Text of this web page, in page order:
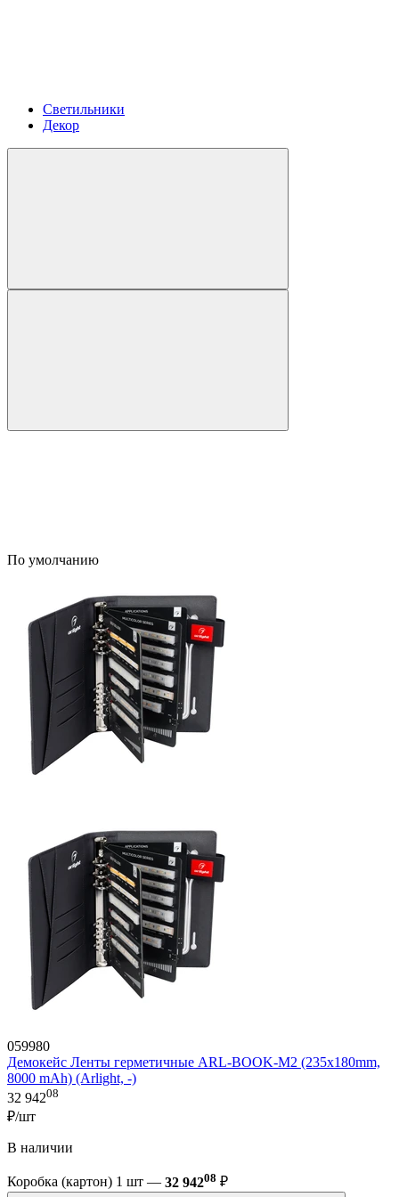
Светильники
Декор
По умолчанию
059980
Демокейс Ленты герметичные ARL-BOOK-M2 (235х180mm,
8000 mAh) (Arlight, -)
32 94208
₽/шт
В наличии
Коробка (картон) 1 шт — 32 94208 ₽